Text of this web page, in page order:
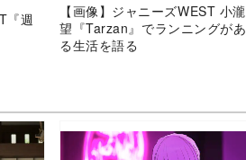
『週
【画像】ジャニーズWEST 小瀧
望『Tarzan』でランニングがあ
る生活を語る